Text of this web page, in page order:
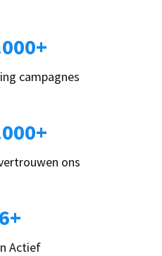
campagnes
ons
Actief